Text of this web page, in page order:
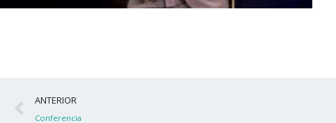
Ant
ANTERIOR
Conferencia